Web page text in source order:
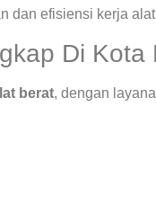
dan efisiensi kerja
Di Kota
berat, dengan